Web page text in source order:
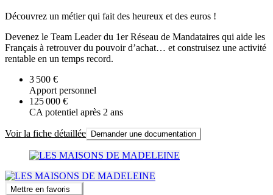
Découvrez un métier qui fait des heureux et des euros !
Devenez le Team Leader du 1er Réseau de Mandataires qui aide les
Français à retrouver du pouvoir d’achat… et construisez une activité
rentable en un temps record.
3 500 €
Apport personnel
125 000 €
CA potentiel après 2 ans
Voir la fiche détaillée Demander une documentation
Mettre en favoris